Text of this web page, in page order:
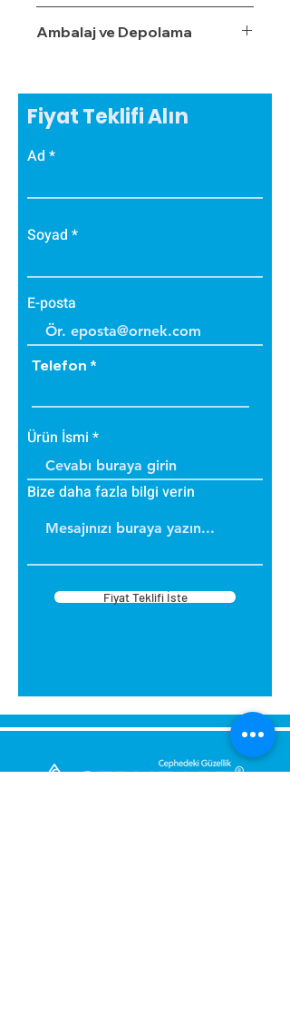
Yalıtım sistemine tam
uyumludur.
Dış koşullara son derece
dayanıklıdır.
Güneş ışınlarından etkilenmez.
Ambalaj ve Depolama
Fiyat Teklifi Alın
Ad
Soyad
E-posta
Telefon
Ürün İsmi
Bize daha fazla bilgi verin
Fiyat Teklifi İste